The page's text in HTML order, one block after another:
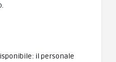
il personale